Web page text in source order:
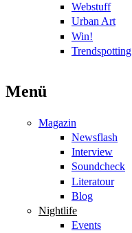
Webstuff
Urban Art
Win!
Trendspotting
Menü
Magazin
Newsflash
Interview
Soundcheck
Literatour
Blog
Nightlife
Events